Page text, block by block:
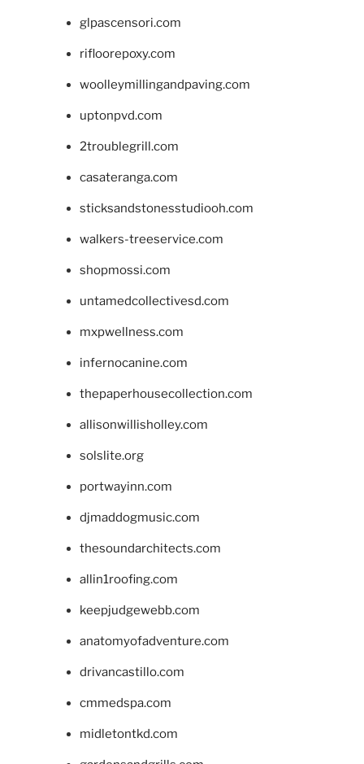
glpascensori.com
rifloorepoxy.com
woolleymillingandpaving.com
uptonpvd.com
2troublegrill.com
casateranga.com
sticksandstonesstudiooh.com
walkers-treeservice.com
shopmossi.com
untamedcollectivesd.com
mxpwellness.com
infernocanine.com
thepaperhousecollection.com
allisonwillisholley.com
solslite.org
portwayinn.com
djmaddogmusic.com
thesoundarchitects.com
allin1roofing.com
keepjudgewebb.com
anatomyofadventure.com
drivancastillo.com
cmmedspa.com
midletontkd.com